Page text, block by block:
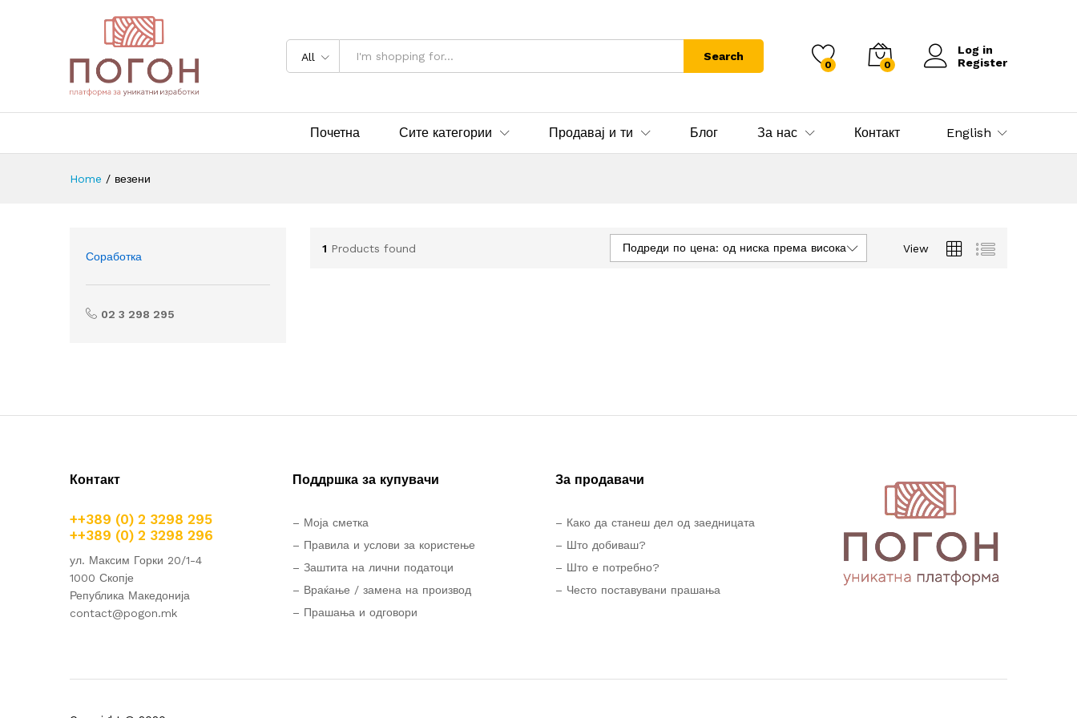
All Search
0 0
Log in
Register
Почетна Сите категории Продавај и ти Блог За нас Контакт English
Home / везени
1 Products found View
Подреди по цена: од ниска према висока
Соработка
02 3 298 295
Контакт
++389 (0) 2 3298 295
++389 (0) 2 3298 296
ул. Максим Горки 20/1-4
1000 Скопје
Република Македонија
contact@pogon.mk
Поддршка за купувачи
– Моја сметка
– Правила и услови за користење
– Заштита на лични податоци
– Враќање / замена на производ
– Прашања и одговори
За продавачи
– Како да станеш дел од заедницата
– Што добиваш?
– Што е потребно?
– Често поставувани прашања